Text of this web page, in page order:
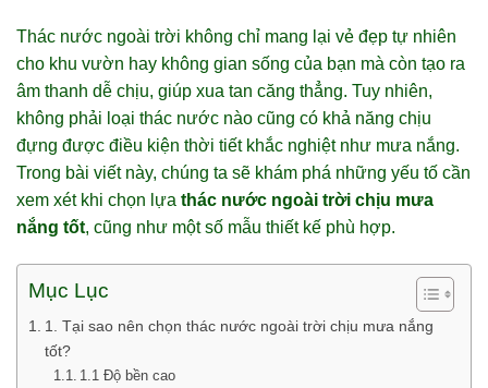
Thác nước ngoài trời không chỉ mang lại vẻ đẹp tự nhiên
cho khu vườn hay không gian sống của bạn mà còn tạo ra
âm thanh dễ chịu, giúp xua tan căng thẳng. Tuy nhiên,
không phải loại thác nước nào cũng có khả năng chịu
đựng được điều kiện thời tiết khắc nghiệt như mưa nắng.
Trong bài viết này, chúng ta sẽ khám phá những yếu tố cần
xem xét khi chọn lựa thác nước ngoài trời chịu mưa
nắng tốt, cũng như một số mẫu thiết kế phù hợp.
Mục Lục
1. Tại sao nên chọn thác nước ngoài trời chịu mưa nắng
tốt?
1.1 Độ bền cao